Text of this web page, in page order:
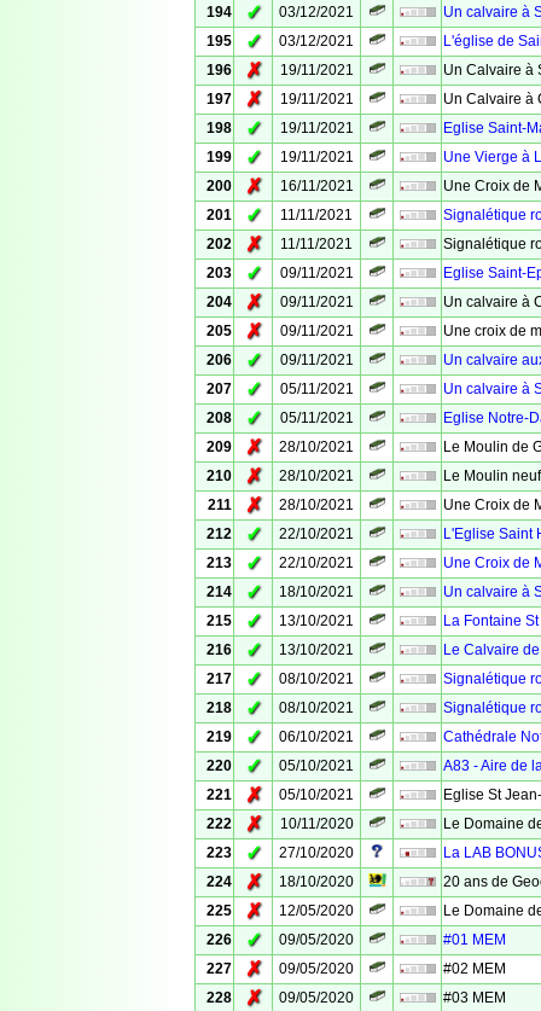
194
✓ 03/12/2021
Un calvaire à
195
✓ 03/12/2021
L'église de
196
✗ 19/11/2021
Un Calvaire à
197
✗ 19/11/2021
Un Calvaire à
198
✓ 19/11/2021
Eglise Saint-
199
✓ 19/11/2021
Une Vierge à
200
✗ 16/11/2021
Une Croix de
201
✓ 11/11/2021
Signalétique
202
✗ 11/11/2021
Signalétique
203
✓ 09/11/2021
Eglise Saint-
204
✗ 09/11/2021
Un calvaire à
205
✗ 09/11/2021
Une croix de
206
✓ 09/11/2021
Un calvaire
207
✓ 05/11/2021
Un calvaire à
208
✓ 05/11/2021
Eglise Notre-
209
✗ 28/10/2021
Le Moulin de
210
✗ 28/10/2021
Le Moulin neuf
211
✗ 28/10/2021
Une Croix de
212
✓ 22/10/2021
L'Eglise Saint
213
✓ 22/10/2021
Une Croix de
214
✓ 18/10/2021
Un calvaire à
215
✓ 13/10/2021
La Fontaine
216
✓ 13/10/2021
Le Calvaire
217
✓ 08/10/2021
Signalétique
218
✓ 08/10/2021
Signalétique
219
✓ 06/10/2021
Cathédrale
220
✓ 05/10/2021
A83 - Aire de
221
✗ 05/10/2021
Eglise St
222
✗ 10/11/2020
Le Domaine
223
✓ 27/10/2020
La LAB
224
✗ 18/10/2020
20 ans de
225
✗ 12/05/2020
Le Domaine
226
✓ 09/05/2020
#01 MEM
227
✗ 09/05/2020
#02 MEM
228
✗ 09/05/2020
#03 MEM